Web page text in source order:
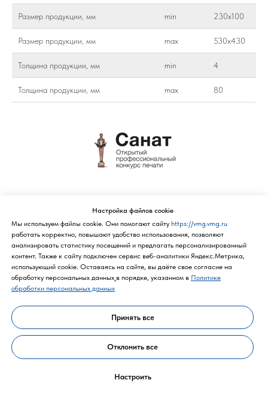
Размер продукции, мм min 230х100
Размер продукции, мм max 530х430
Толщина продукции, мм min 4
Толщина продукции, мм max 80
Настройка файлов cookie
Мы используем файлы cookie. Они помогают сайту https://vmg.vmg.ru
работать корректно, повышают удобство использования, позволяют
анализировать статистику посещений и предлагать персонализированный
контент. Также к cайту подключен сервис веб-аналитики Яндекс.Метрика,
использующий cookie. Оставаясь на сайте, вы даёте свое согласие на
обработку персональных данных в порядке, указанном в Политике
обработки персональных данных
Принять все
Отклонить все
Настроить
Политика конфиденциальности